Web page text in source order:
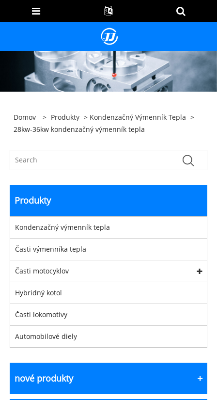
Domov > Produkty > Kondenzačný Výmenník Tepla >
28kw-36kw kondenzačný výmenník tepla
Produkty
Kondenzačný výmenník tepla
Časti výmenníka tepla
Časti motocyklov
Hybridný kotol
Časti lokomotívy
Automobilové diely
nové produkty